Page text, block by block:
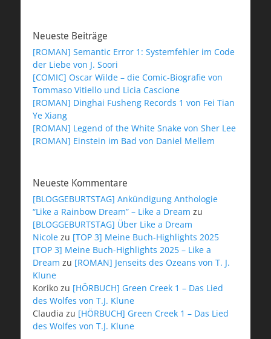
Neueste Beiträge
[ROMAN] Semantic Error 1: Systemfehler im Code
der Liebe von J. Soori
[COMIC] Oscar Wilde – die Comic-Biografie von
Tommaso Vitiello und Licia Cascione
[ROMAN] Dinghai Fusheng Records 1 von Fei Tian
Ye Xiang
[ROMAN] Legend of the White Snake von Sher Lee
[ROMAN] Einstein im Bad von Daniel Mellem
Neueste Kommentare
[BLOGGEBURTSTAG] Ankündigung Anthologie
“Like a Rainbow Dream” – Like a Dream zu
[BLOGGEBURTSTAG] Über Like a Dream
Nicole zu [TOP 3] Meine Buch-Highlights 2025
[TOP 3] Meine Buch-Highlights 2025 – Like a
Dream zu [ROMAN] Jenseits des Ozeans von T. J.
Klune
Koriko zu [HÖRBUCH] Green Creek 1 – Das Lied
des Wolfes von T.J. Klune
Claudia zu [HÖRBUCH] Green Creek 1 – Das Lied
des Wolfes von T.J. Klune